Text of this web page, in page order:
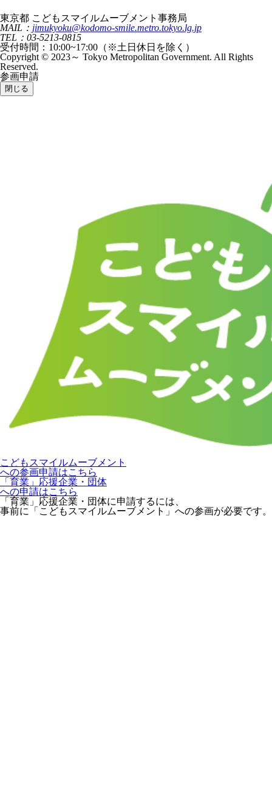
東京都 こどもスマイルムーブメント事務局
MAIL： jimukyoku@kodomo-smile.metro.tokyo.lg.jp
TEL：03-5213-0815
受付時間：10:00~17:00（※土日休日を除く）
Copyright © 2023～ Tokyo Metropolitan Government. All Rights
Reserved.
参画申請
閉じる
こどもスマイルムーブメント
への参画申請はこちら
「育業」応援企業・団体
への申請はこちら
「育業」応援企業・団体に申請するには、
事前に「こどもスマイルムーブメント」への参画が必要です。